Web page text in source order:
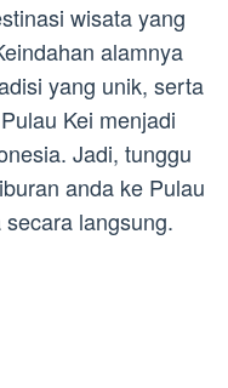
wisata yang
alamnya
yang unik, serta
Kei menjadi
Jadi, tunggu
anda ke Pulau
langsung.